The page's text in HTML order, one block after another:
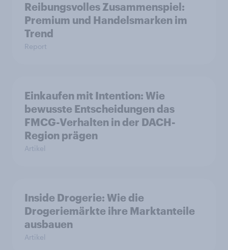
Reibungsvolles Zusammenspiel:
Premium und Handelsmarken im
Trend
Report
Einkaufen mit Intention: Wie
bewusste Entscheidungen das
FMCG-Verhalten in der DACH-
Region prägen
Artikel
Inside Drogerie: Wie die
Drogeriemärkte ihre Marktanteile
ausbauen
Artikel